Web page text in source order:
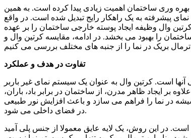
وری ساختمان اهمیت زیادی پیدا کرده است. به همین
پیشرفته به یک راهکار رایج تبدیل شده است. در واقع
وال وظیفه ایجاد پوسته خارجی ساختمان را بر عهده
را بهبود می بخشد. در ادامه، مقایسه کرتین وال و
تفاوت در هدف و عملکرد
است. کرتین وال به عنوان یک سیستم نمای غیر باربر
ایجاد ظاهر مدرن، از ساختمان در برابر باد، باران،
در نما را فراهم می سازد و باعث افزایش نور طبیعی
در فضای داخلی می شود.
در این روش، یک لایه عایق معمولا از جنس پلی آمید